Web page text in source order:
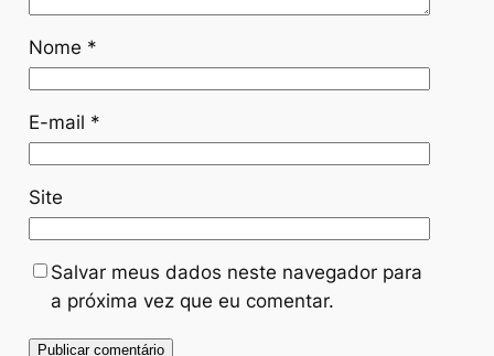
Nome *
E-mail *
Site
Salvar meus dados neste navegador para
a próxima vez que eu comentar.